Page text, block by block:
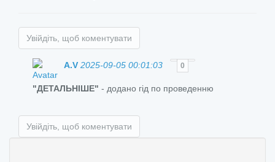
Увійдіть, щоб коментувати
A.V 2025-09-05 00:01:03 0
"ДЕТАЛЬНІШЕ" - додано гід по проведенню
Увійдіть, щоб коментувати